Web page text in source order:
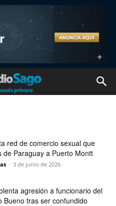
red de comercio sexual que
de Paraguay a Puerto Montt
- 3 de junio de 2026
agresión a funcionario del
Bueno tras ser confundido